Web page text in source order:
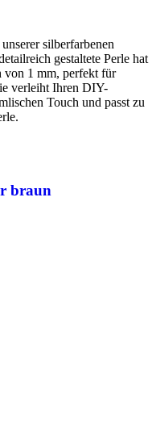
silberfarbenen
gestaltete Perle hat
von 1 mm, perfekt für
verleiht Ihren DIY-
Touch und passt zu
braun